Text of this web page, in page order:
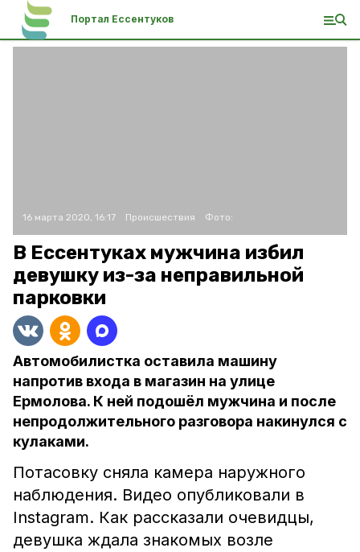
Портал Ессентуков
16 марта 2020, 16:17 Происшествия Фото:
В Ессентуках мужчина избил
девушку из-за неправильной
парковки
Автомобилистка оставила машину
напротив входа в магазин на улице
Ермолова. К ней подошёл мужчина и после
непродолжительного разговора накинулся с
кулаками.
Потасовку сняла камера наружного
наблюдения. Видео опубликовали в
Instagram. Как рассказали очевидцы,
девушка ждала знакомых возле